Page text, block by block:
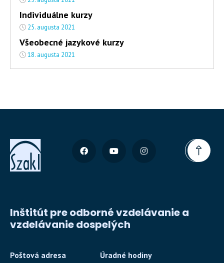
Individuálne kurzy
25. augusta 2021
Všeobecné jazykové kurzy
18. augusta 2021
Inštitút pre odborné vzdelávanie a
vzdelávanie dospelých
Poštová adresa
Úradné hodiny